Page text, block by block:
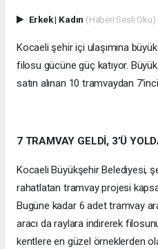
Erkek| Kadın (Haberi Sesli Oku)
Kocaeli şehir içi ulaşımına
filosu gücüne güç katıyor.
satın alınan 10 tramvaydan
7 TRAMVAY GELDİ, 3’Ü
Kocaeli Büyükşehir Belediyesi,
rahatlatan tramvay projesi
Bugüne kadar 6 adet tramvay
aracı da raylara indirerek
kentlere en güzel örneklerden